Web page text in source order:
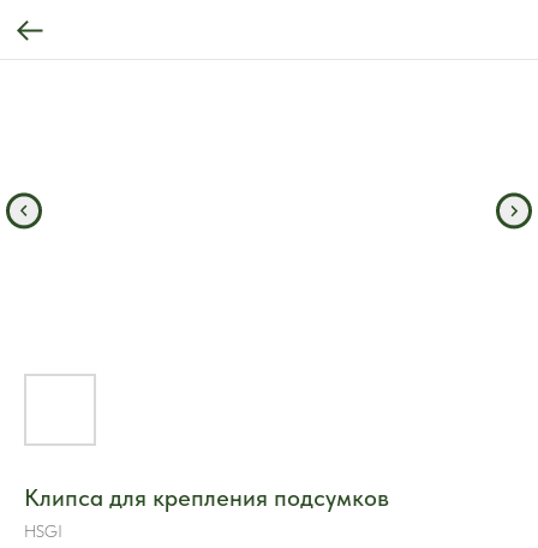
Клипса для крепления подсумков
HSGI